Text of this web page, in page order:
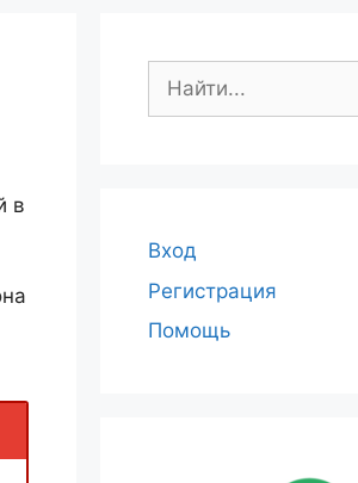
в
Поиск:
Вход
Регистрация
Помощь